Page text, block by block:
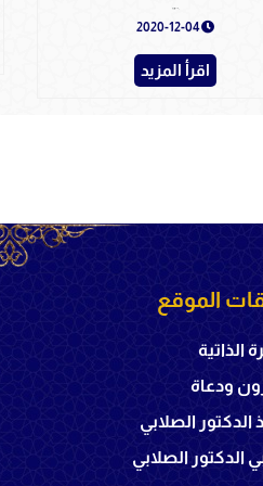
2020-12-04
اقرأ المزيد
الموقع
الذاتية
ودعاة
الدكتور الصلابي
الدكتور الصلابي